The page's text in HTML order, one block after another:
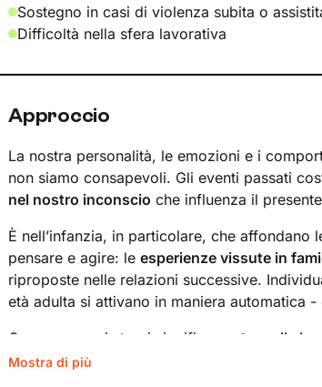
Sostegno in casi di violenza subita o
Difficoltà nella sfera lavorativa
Approccio
La nostra personalità, le emozioni e i
non siamo consapevoli. Gli eventi passati
nel nostro inconscio che influenza il
È nell’infanzia, in particolare, che
pensare e agire: le esperienze vissute in
riproposte nelle relazioni successive.
età adulta si attivano in maniera automatica
Conoscere noi stessi significa
portare alla luce
quinte: raggiungere questo tipo di
Mostra di più